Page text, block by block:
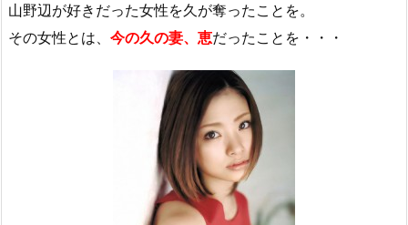
山野辺が好きだった女性を久が奪ったことを。
その女性とは、 今の久の妻、恵だったことを・・・